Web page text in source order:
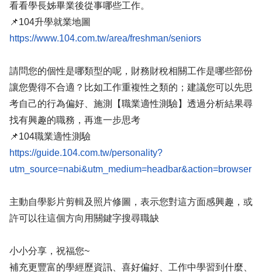
看看學長姊畢業後從事哪些工作。
📌104升學就業地圖
https://www.104.com.tw/area/freshman/seniors
請問您的個性是哪類型的呢，財務財稅相關工作是哪些部份
讓您覺得不合適？比如工作重複性之類的；建議您可以先思
考自己的行為偏好、施測【職業適性測驗】透過分析結果尋
找有興趣的職務，再進一步思考
📌104職業適性測驗
https://guide.104.com.tw/personality?
utm_source=nabi&utm_medium=headbar&action=browser
主動自學影片剪輯及照片修圖，表示您對這方面感興趣，或
許可以往這個方向用關鍵字搜尋職缺
小小分享，祝福您~
補充更豐富的學經歷資訊、喜好偏好、工作中學習到什麼、